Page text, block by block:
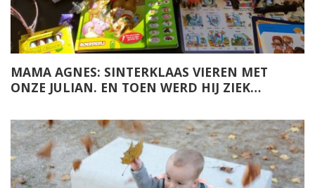
MAMA AGNES: SINTERKLAAS VIEREN MET
ONZE JULIAN. EN TOEN WERD HIJ ZIEK…